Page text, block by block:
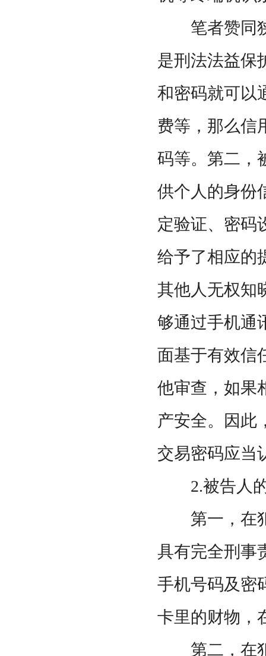
笔者赞同狭
是刑法法益保
和密码就可以
费等，那么信
码等。第二，
供个人的身份
定验证、密码
给予了相应的
其他人无权知
够通过手机通
面基于有效信
他审查，如果
产安全。因此
交易密码应当
2.被告人的
第一，在犯
具有完全刑事
手机号码及密
卡里的财物，
第二，在犯